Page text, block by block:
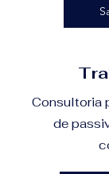
Consultoria
de